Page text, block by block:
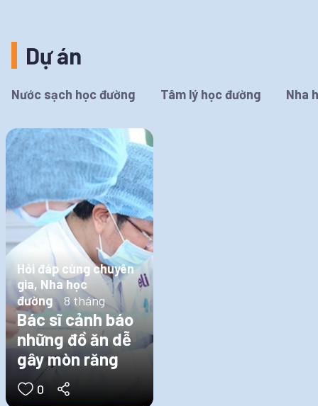
Dự án
Nước sạch học đường Tâm lý học đường Nha
Hỏi đáp cùng chuyên
gia, Nha học
đường
8 tháng
Bác sĩ cảnh báo
những đồ ăn dễ
gây mòn răng
0